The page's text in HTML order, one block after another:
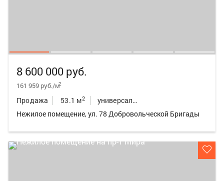
8 600 000 руб.
161 959 руб./м2
Продажа 53.1 м2
универсальное неж.пом.
Нежилое помещение, ул. 78 Добровольческой Бригады